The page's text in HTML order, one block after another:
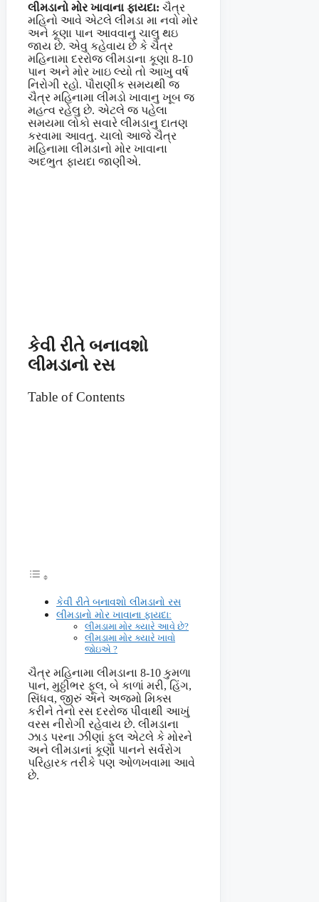
લીમડાનો મોર ખાવાના ફાયદા: ચૈત્ર
મહિનો આવે એટલે લીમડા મા નવો મોર
અને કૂણા પાન આવવાનુ ચાલુ થઇ
જાય છે. એવુ કહેવાય છે કે ચૈત્ર
મહિનામા દરરોજ લીમડાના કૂણા 8-10
પાન અને મોર ખાઇ લ્યો તો આખુ વર્ષ
નિરોગી રહો. પૌરાણીક સમયથી જ
ચૈત્ર મહિનામા લીમડો ખાવાનુ ખૂબ જ
મહત્વ રહેલુ છે. એટલે જ પહેલા
સમયમા લોકો સવારે લીમડાનુ દાતણ
કરવામા આવતુ. ચાલો આજે ચૈત્ર
મહિનામા લીમડાનો મોર ખાવાના
અદભુત ફાયદા જાણીએ.
કેવી રીતે બનાવશો
લીમડાનો રસ
Table of Contents
કેવી રીતે બનાવશો લીમડાનો રસ
લીમડાનો મોર ખાવાના ફાયદા:
લીમડામા મોર ક્યારે આવે છે?
લીમડામા મોર ક્યારે ખાવો
જોઇએ ?
ચૈત્ર મહિનામા લીમડાના 8-10 કુમળા
પાન, મુઠ્ઠીભર ફૂલ, બે કાળાં મરી, હિંગ,
સિંધવ, જીરું અને અજમો મિક્સ
કરીને તેનો રસ દરરોજ પીવાથી આખું
વરસ નીરોગી રહેવાય છે. લીમડાના
ઝાડ પરના ઝીણાં ફુલ એટલે કે મોરને
અને લીમડાનાં કૂણાં પાનને સર્વરોગ
પરિહારક તરીકે પણ ઓળખવામા આવે
છે.